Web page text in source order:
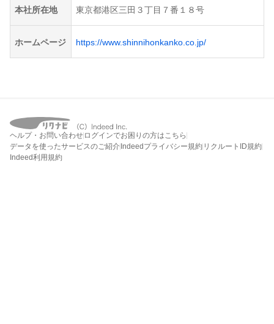
本社所在地 東京都港区三田３丁目７番１８号
ホームページ https://www.shinnihonkanko.co.jp/
ヘルプ・お問い合わせ ログインでお困りの方はこちら
データを使ったサービスのご紹介 Indeedプライバシー規約 リクルートID規約
Indeed利用規約